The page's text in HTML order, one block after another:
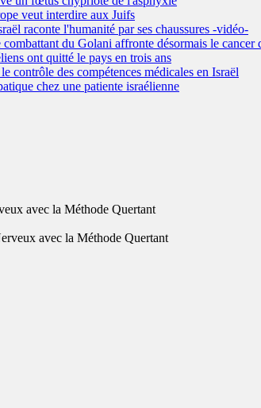
veut interdire aux Juifs
raconte l'humanité par ses chaussures -vidéo-
combattant du Golani affronte désormais le cancer
ont quitté le pays en trois ans
contrôle des compétences médicales en Israël
chez une patiente israélienne
avec la Méthode Quertant